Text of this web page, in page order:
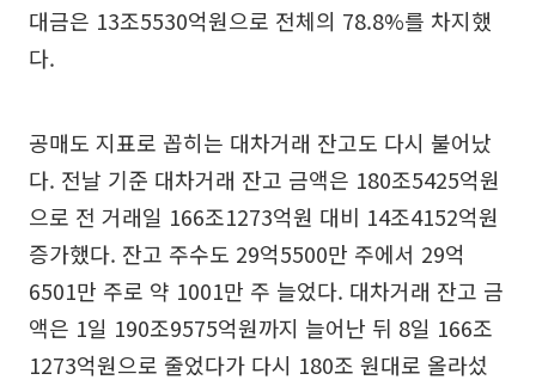
대금은 13조5530억원으로 전체의 78.8%를 차지했
다.
공매도 지표로 꼽히는 대차거래 잔고도 다시 불어났
다. 전날 기준 대차거래 잔고 금액은 180조5425억원
으로 전 거래일 166조1273억원 대비 14조4152억원
증가했다. 잔고 주수도 29억5500만 주에서 29억
6501만 주로 약 1001만 주 늘었다. 대차거래 잔고 금
액은 1일 190조9575억원까지 늘어난 뒤 8일 166조
1273억원으로 줄었다가 다시 180조 원대로 올라섰